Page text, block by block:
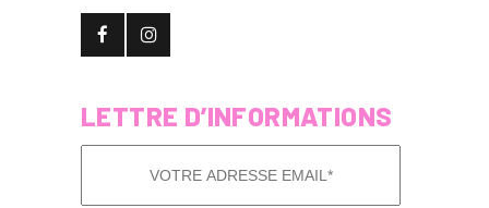
LETTRE D’INFORMATIONS